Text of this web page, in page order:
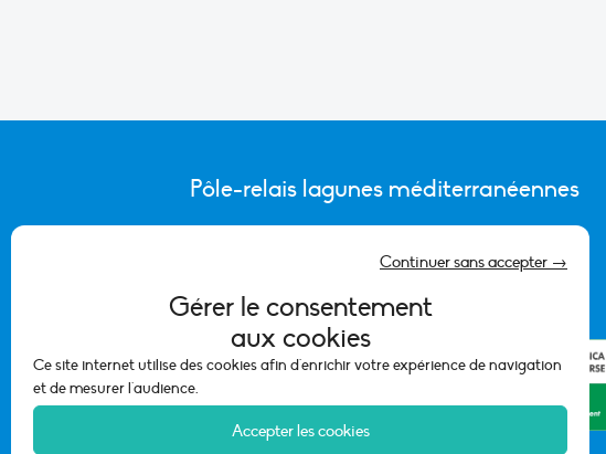
Gérer le consentement
aux cookies
Ce site internet utilise des cookies afin d'enrichir votre expérience de navigation
et de mesurer l'audience.
Accepter les cookies
Continuer sans accepter →
Pôle-relais lagunes méditerranéennes
CONTACTER L’ÉQUIPE DU PÔLE